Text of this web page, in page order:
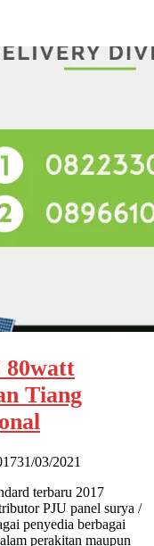
80watt
Tiang
31/03/2021
terbaru 2017
PJU panel surya /
penyedia berbagai
perakitan maupun